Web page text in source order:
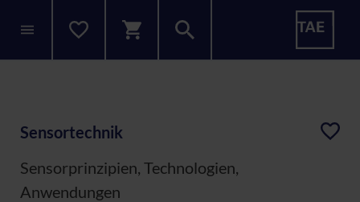
Sensortechnik
Sensorprinzipien, Technologien,
Anwendungen